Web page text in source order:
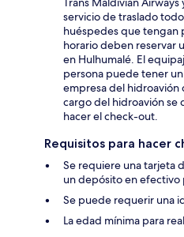
servicio de traslado
huéspedes que tengan
horario deben reservar
en Hulhumalé. El
persona puede tener
empresa del hidroavión
cargo del hidroavión se
hacer el check-out.
Requisitos para hacer
Se requiere una tarjeta
un depósito en efectivo
Se puede requerir una
La edad mínima para